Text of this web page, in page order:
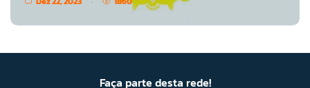
Faça parte desta rede!